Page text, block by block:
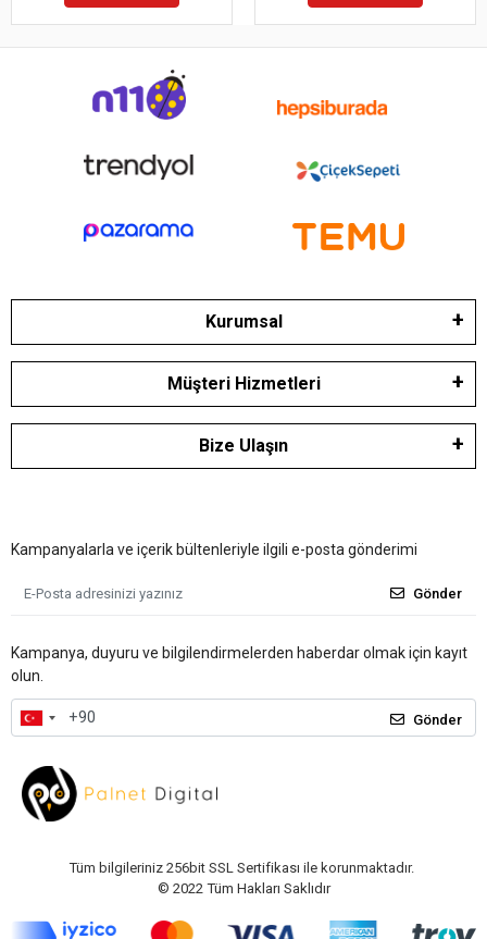
Kurumsal
Müşteri Hizmetleri
Bize Ulaşın
Kampanyalarla ve içerik bültenleriyle ilgili e-posta gönderimi
Gönder
Kampanya, duyuru ve bilgilendirmelerden haberdar olmak için kayıt
olun.
Gönder
Tüm bilgileriniz 256bit SSL Sertifikası ile korunmaktadır.
© 2022 Tüm Hakları Saklıdır